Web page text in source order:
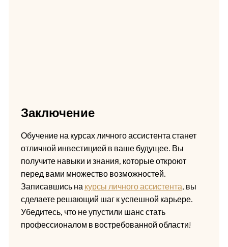
Заключение
Обучение на курсах личного ассистента станет
отличной инвестицией в ваше будущее. Вы
получите навыки и знания, которые откроют
перед вами множество возможностей.
Записавшись на курсы личного ассистента, вы
сделаете решающий шаг к успешной карьере.
Убедитесь, что не упустили шанс стать
профессионалом в востребованной области!